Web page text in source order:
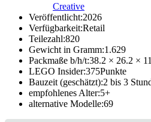
Creative
Veröffentlicht:2026
Verfügbarkeit:Retail
Teilezahl:820
Gewicht in Gramm:1.629
Packmaße b/h/t:38.2 × 26.2 ×
LEGO Insider:375Punkte
Bauzeit (geschätzt):2 bis 3
empfohlenes Alter:5+
alternative Modelle:69